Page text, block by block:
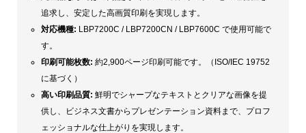
追求し、安定した高画質印刷を実現します。
対応機種: LBP7200C / LBP7200CN / LBP7600C で使用可能で
す。
印刷可能枚数: 約2,900ページ印刷可能です。（ISO/IEC 19752
に基づく）
高い印刷品質: 鮮明でシャープなテキストとクリアな画像を提
供し、ビジネス文書からプレゼンテーション資料まで、プロフ
ェッショナルな仕上がりを実現します。